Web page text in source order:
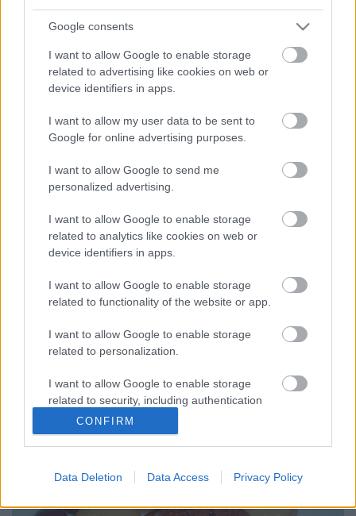
Google consents
I want to allow Google to enable storage
related to advertising like cookies on web or
device identifiers in apps.
I want to allow my user data to be sent to
Google for online advertising purposes.
I want to allow Google to send me
personalized advertising.
I want to allow Google to enable storage
related to analytics like cookies on web or
device identifiers in apps.
I want to allow Google to enable storage
related to functionality of the website or app.
I want to allow Google to enable storage
related to personalization.
I want to allow Google to enable storage
related to security, including authentication
functionality and fraud prevention, and other
user protection.
CONFIRM
Data Deletion Data Access Privacy Policy
Szüreti kacsamell bátor nyúl
konyhájából.
2017. október 05.
Szüreti kacsamell bátor nyúl konyhájából. Itt a
Szőlősgazdáknak, vendéglősöknek,
háziasszonyoknak (kezdőknek is) jó szívvel ajánlom.
Aki ezt a receptet kipróbálja, ezután nem is fogja
másképp készíteni a kacsamellet vagy combot.
Javaslom, hogy tegyenek el…